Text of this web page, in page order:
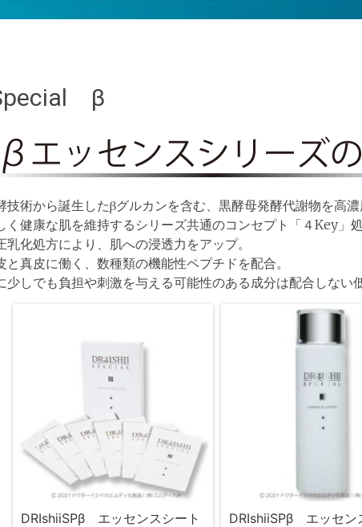
β
技術から誕生したβグルカンを含む、黒酵母発酵代謝物を高濃
く健康な肌を維持するシリーズ共通のコンセプト「４Key」処
乳化処方により、肌への浸透力をアップ。
と真皮に働く、数種類の機能性ペプチドを配合。
少しでも負担や刺激を与える可能性のある成分は配合しない
DRIshiiSPβ エッセンスシート
DRIshiiSPβ エッセン